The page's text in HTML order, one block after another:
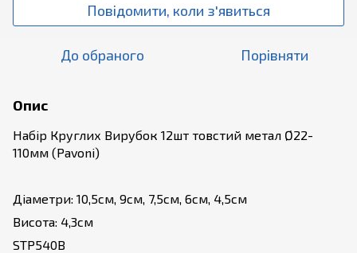
Повідомити, коли з'явиться
До обраного Порівняти
Опис
Набір Круглих Вирубок 12шт товстий метал Ø22-
110мм (Pavoni)
Діаметри: 10,5см, 9см, 7,5см, 6см, 4,5см
Висота: 4,3см
STP540B